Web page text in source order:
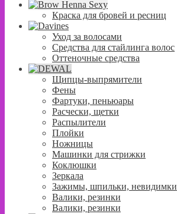
Краска для бровей и ресниц
Уход за волосами
Средства для стайлинга волос
Оттеночные средства
Щипцы-выпрямители
Фены
Фартуки, пеньюары
Расчески, щетки
Распылители
Плойки
Ножницы
Машинки для стрижки
Коклюшки
Зеркала
Зажимы, шпильки, невидимки
Валики, резинки
Валики, резинки